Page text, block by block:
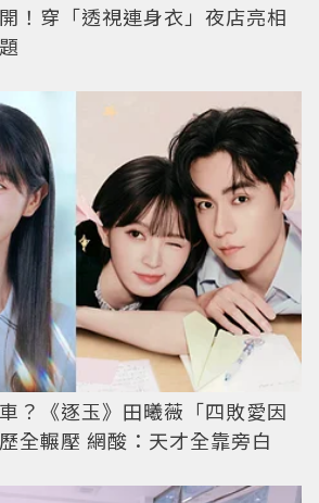
！穿「透視連身衣」夜店亮相
？《逐玉》田曦薇「四敗愛因
全輾壓 網酸：天才全靠旁白